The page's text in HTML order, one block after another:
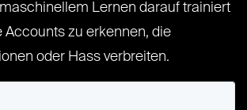
Lernen darauf trainiert
Accounts zu erkennen, die
oder Hass verbreiten.